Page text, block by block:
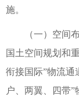
施。
（一）空间布
国土空间规划和
衔接国际”物流通
户、两翼、四带”